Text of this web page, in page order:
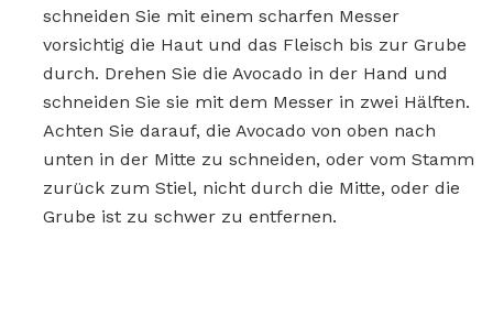
schneiden Sie mit einem scharfen Messer
vorsichtig die Haut und das Fleisch bis zur Grube
durch. Drehen Sie die Avocado in der Hand und
schneiden Sie sie mit dem Messer in zwei Hälften.
Achten Sie darauf, die Avocado von oben nach
unten in der Mitte zu schneiden, oder vom Stamm
zurück zum Stiel, nicht durch die Mitte, oder die
Grube ist zu schwer zu entfernen.